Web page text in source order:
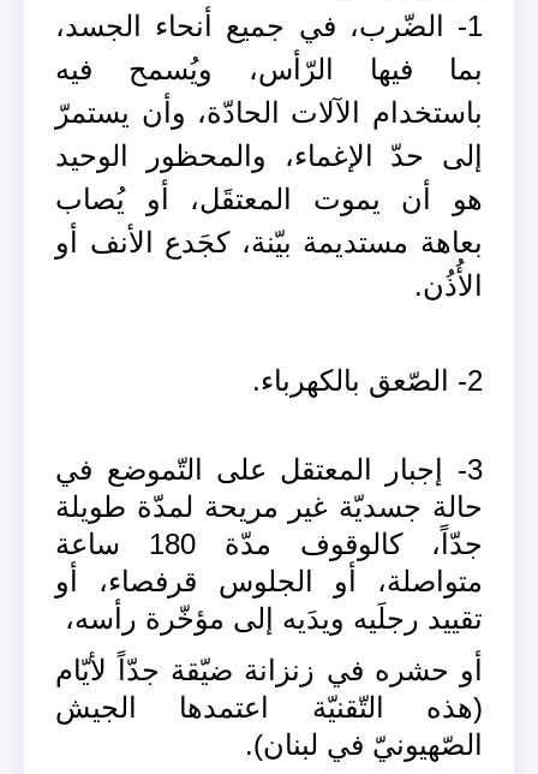
1- الضّرب، في جميع أنحاء الجسد،
بما فيها الرّأس، ويُسمح فيه
باستخدام الآلات الحادّة، وأن يستمرّ
إلى حدّ الإغماء، والمحظور الوحيد
هو أن يموت المعتقَل، أو يُصاب
بعاهة مستديمة بيّنة، كجَدع الأنف أو
الأُذُن.
2- الصّعق بالكهرباء.
3- إجبار المعتقل على التّموضع في
حالة جسديّة غير مريحة لمدّة طويلة
جدّاً، كالوقوف مدّة 180 ساعة
متواصلة، أو الجلوس قرفصاء، أو
تقييد رجلَيه ويدَيه إلى مؤخّرة رأسه،
أو حشره في زنزانة ضيّقة جدّاً لأيّام
(هذه التّقنيّة اعتمدها الجيش
الصّهيونيّ في لبنان).